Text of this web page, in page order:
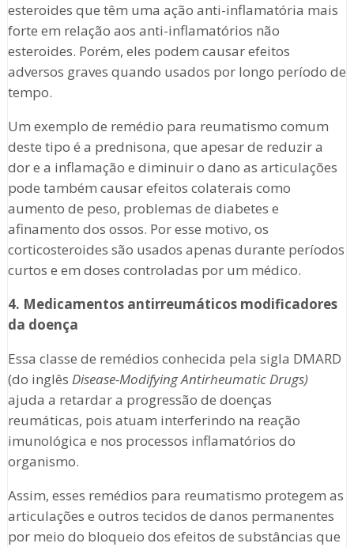
esteroides que têm uma ação anti-inflamatória mais
forte em relação aos anti-inflamatórios não
esteroides. Porém, eles podem causar efeitos
adversos graves quando usados por longo período de
tempo.
Um exemplo de remédio para reumatismo comum
deste tipo é a prednisona, que apesar de reduzir a
dor e a inflamação e diminuir o dano as articulações
pode também causar efeitos colaterais como
aumento de peso, problemas de diabetes e
afinamento dos ossos. Por esse motivo, os
corticosteroides são usados apenas durante períodos
curtos e em doses controladas por um médico.
4. Medicamentos antirreumáticos modificadores
da doença
Essa classe de remédios conhecida pela sigla DMARD
(do inglês Disease-Modifying Antirheumatic Drugs)
ajuda a retardar a progressão de doenças
reumáticas, pois atuam interferindo na reação
imunológica e nos processos inflamatórios do
organismo.
Assim, esses remédios para reumatismo protegem as
articulações e outros tecidos de danos permanentes
por meio do bloqueio dos efeitos de substâncias que